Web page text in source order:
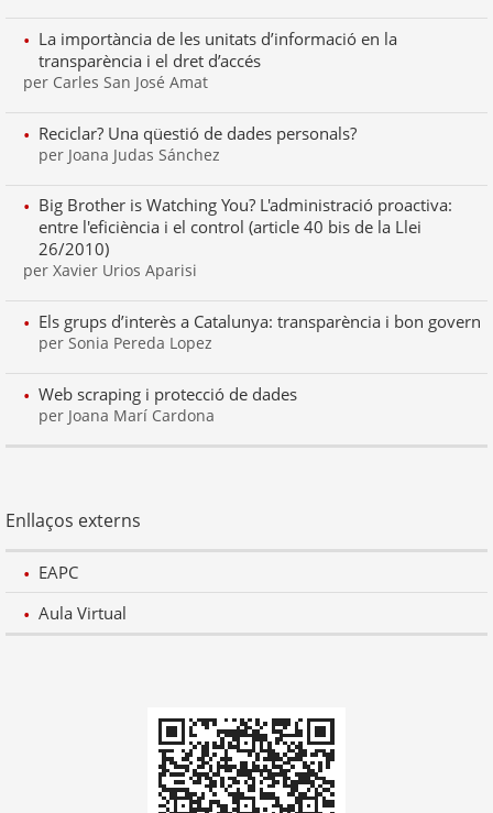
La importància de les unitats d’informació en la
transparència i el dret d’accés
per Carles San José Amat
Reciclar? Una qüestió de dades personals?
per Joana Judas Sánchez
Big Brother is Watching You? L'administració proactiva:
entre l'eficiència i el control (article 40 bis de la Llei
26/2010)
per Xavier Urios Aparisi
Els grups d’interès a Catalunya: transparència i bon govern
per Sonia Pereda Lopez
Web scraping i protecció de dades
per Joana Marí Cardona
Enllaços externs
EAPC
Aula Virtual